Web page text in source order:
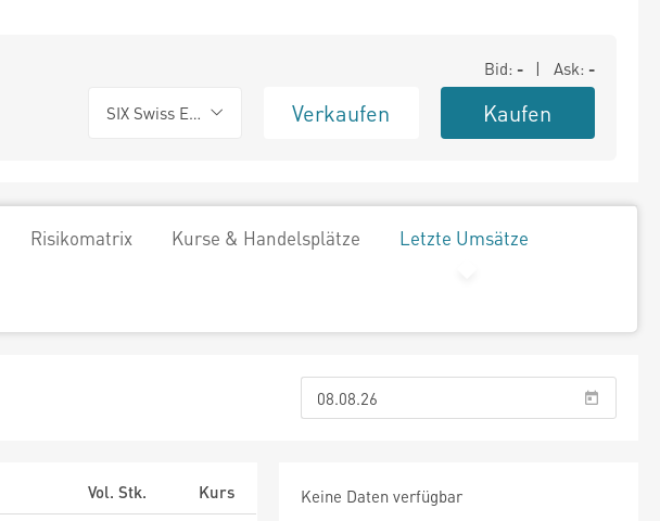
Bid: - | Ask: -
SIX Swiss Exchange Verkaufen Kaufen
Risikomatrix Kurse & Handelsplätze Letzte Umsätze
Vol. Stk.
Kurs
Keine Daten verfügbar